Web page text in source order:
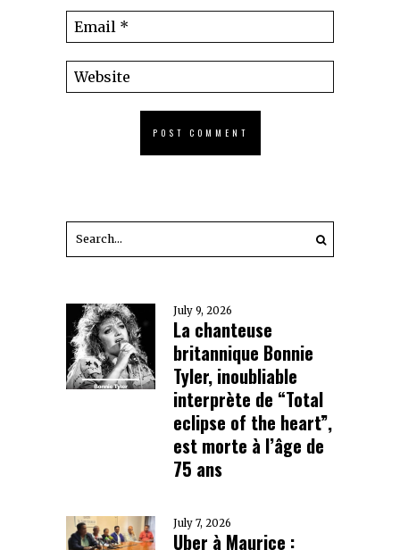
July 9, 2026
La chanteuse
britannique Bonnie
Tyler, inoubliable
interprète de “Total
eclipse of the heart”,
est morte à l’âge de
75 ans
July 7, 2026
Uber à Maurice :